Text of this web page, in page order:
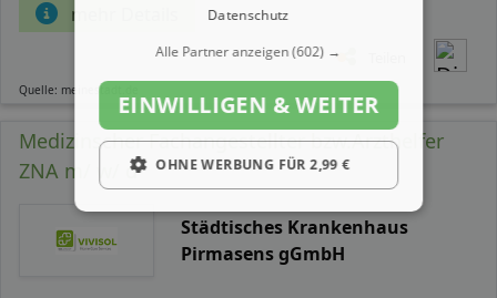
mehr Details
Quelle: meinestadt.de
Medizinscher Fachangestellter bzw.Arzthelfer
ZNA m/ w/ d
Städtisches Krankenhaus
Pirmasens gGmbH
Datenschutz
Alle Partner anzeigen(602) →
EINWILLIGEN & WEITER
OHNE WERBUNG FÜR 2,99 €